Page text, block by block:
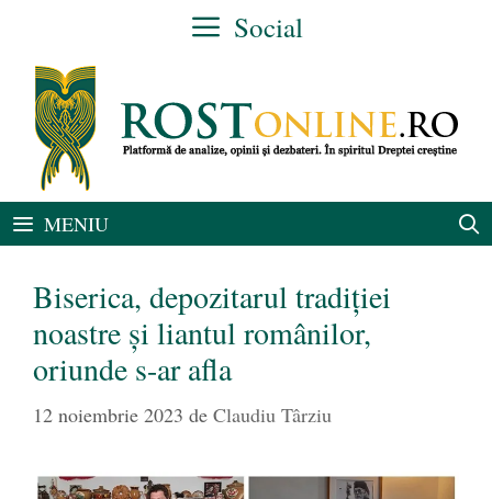
conținut
Social
MENIU
Biserica, depozitarul tradiției
noastre și liantul românilor,
oriunde s-ar afla
12 noiembrie 2023 de Claudiu Târziu